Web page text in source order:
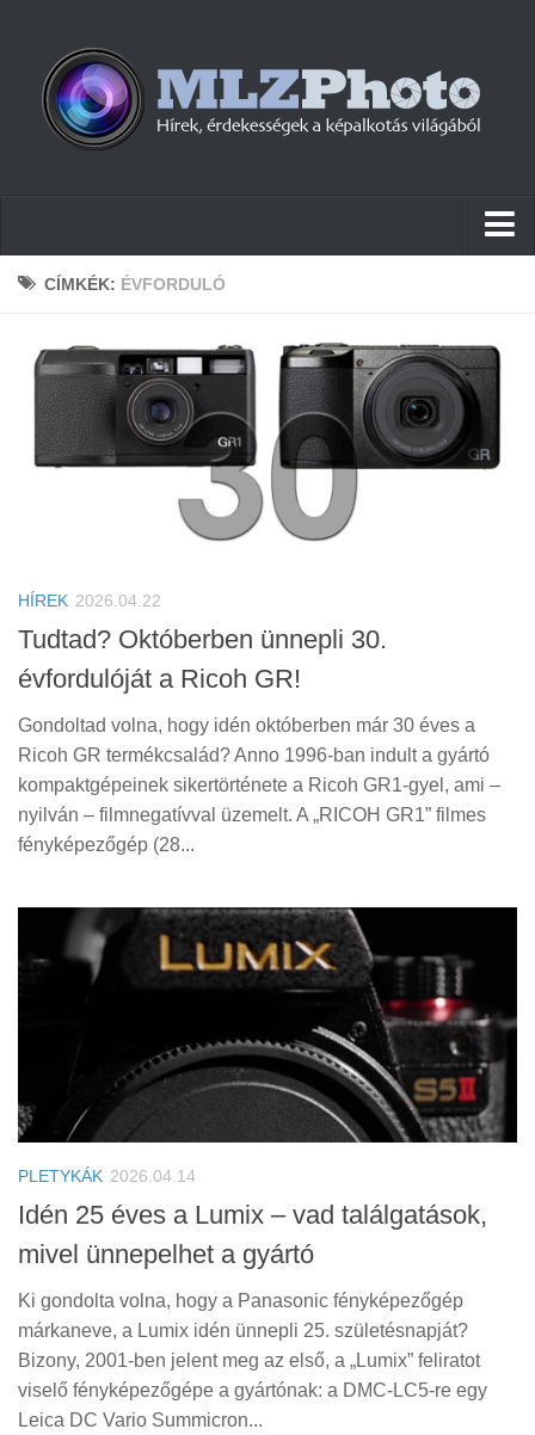
Hírek
Cikkek
Szoftver
Firmware
Érdekességek
Helyszíni Riport
E-BB
CÍMKÉK: ÉVFORDULÓ
HÍREK 2026.04.22
Tudtad? Októberben ünnepli 30.
évfordulóját a Ricoh GR!
Gondoltad volna, hogy idén októberben már 30 éves a
Ricoh GR termékcsalád? Anno 1996-ban indult a gyártó
kompaktgépeinek sikertörténete a Ricoh GR1-gyel, ami –
nyilván – filmnegatívval üzemelt. A „RICOH GR1” filmes
fényképezőgép (28...
PLETYKÁK 2026.04.14
Idén 25 éves a Lumix – vad találgatások,
mivel ünnepelhet a gyártó
Ki gondolta volna, hogy a Panasonic fényképezőgép
márkaneve, a Lumix idén ünnepli 25. születésnapját?
Bizony, 2001-ben jelent meg az első, a „Lumix” feliratot
viselő fényképezőgépe a gyártónak: a DMC-LC5-re egy
Leica DC Vario Summicron...